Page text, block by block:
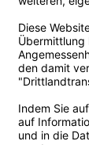
Farbe, die
der mit
der die